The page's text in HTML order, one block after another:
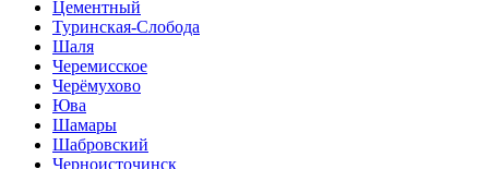
Цементный
Туринская-Слобода
Шаля
Черемисское
Черёмухово
Юва
Шамары
Шабровский
Черноисточинск